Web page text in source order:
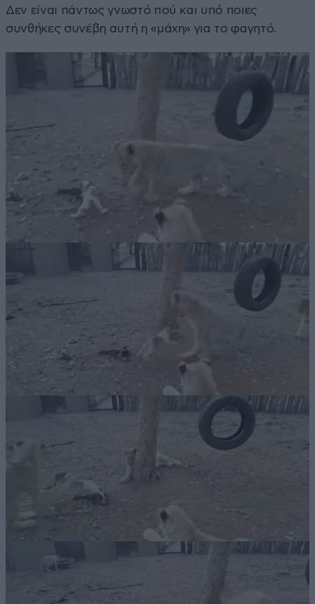
Δεν είναι πάντως γνωστό πού και υπό ποιες
συνθήκες συνέβη αυτή η «μάχη» για το φαγητό.